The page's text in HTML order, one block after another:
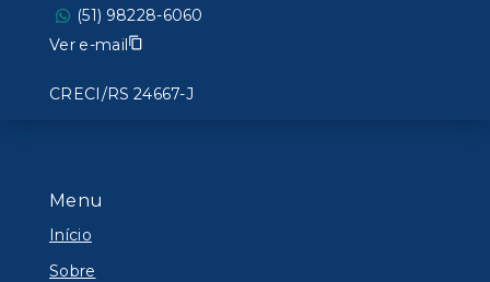
Menu
Início
Sobre
(51) 98228-6060
Ver e-mail
CRECI/RS 24667-J